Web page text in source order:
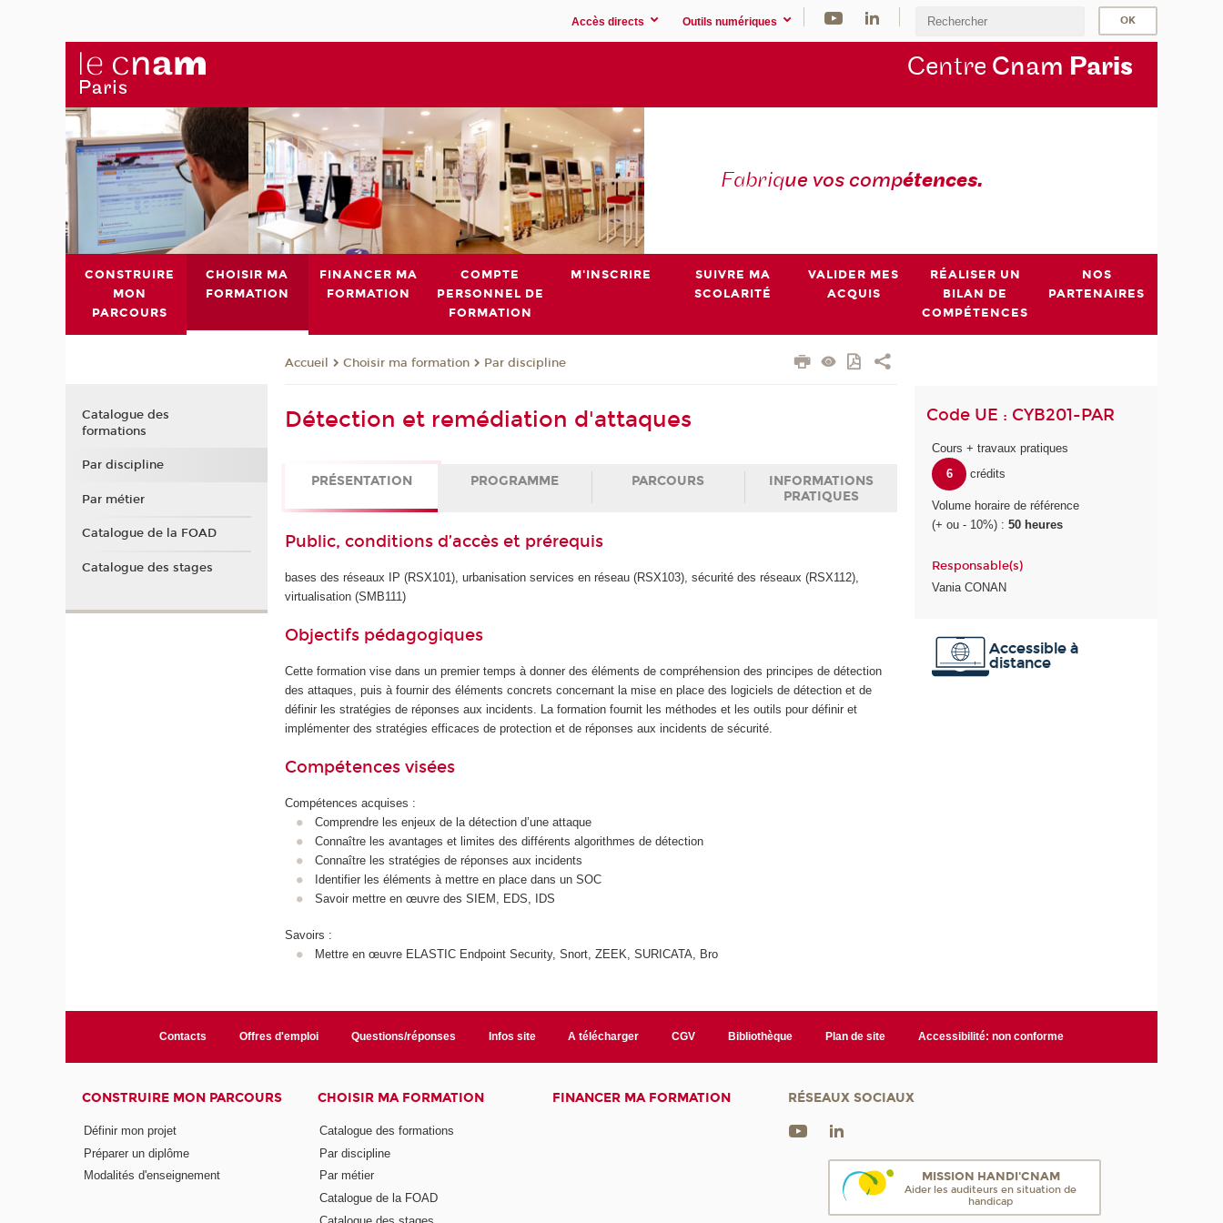
Accès directs Outils numériques
Centre Cnam Paris
Fabrique vos compétences.
CONSTRUIRE
MON
PARCOURS
CHOISIR MA
FORMATION
FINANCER MA
FORMATION
COMPTE
PERSONNEL DE
FORMATION
M'INSCRIRE
SUIVRE MA
SCOLARITÉ
VALIDER MES
ACQUIS
RÉALISER UN
BILAN DE
COMPÉTENCES
NOS
PARTENAIRES
Accueil Choisir ma formation Par discipline
Détection et remédiation d'attaques
PRÉSENTATION PROGRAMME PARCOURS
INFORMATIONS
PRATIQUES
Public, conditions d’accès et prérequis
bases des réseaux IP (RSX101), urbanisation services en réseau (RSX103), sécurité des réseaux (RSX112),
virtualisation (SMB111)
Objectifs pédagogiques
Cette formation vise dans un premier temps à donner des éléments de compréhension des principes de détection
des attaques, puis à fournir des éléments concrets concernant la mise en place des logiciels de détection et de
définir les stratégies de réponses aux incidents. La formation fournit les méthodes et les outils pour définir et
implémenter des stratégies efficaces de protection et de réponses aux incidents de sécurité.
Compétences visées
Compétences acquises :
Comprendre les enjeux de la détection d’une attaque
Connaître les avantages et limites des différents algorithmes de détection
Connaître les stratégies de réponses aux incidents
Identifier les éléments à mettre en place dans un SOC
Savoir mettre en œuvre des SIEM, EDS, IDS
Savoirs :
Mettre en œuvre ELASTIC Endpoint Security, Snort, ZEEK, SURICATA, Bro
Code UE : CYB201-PAR
Cours + travaux pratiques
6
crédits
Volume horaire de référence
(+ ou - 10%) :50 heures
Responsable(s)
Vania CONAN
Accessible à
distance
Catalogue des
formations
Par discipline
Par métier
Catalogue de la FOAD
Catalogue des stages
Contacts Offres d'emploi Questions/réponses Infos site A télécharger CGV Bibliothèque Plan de site Accessibilité: non conforme
CONSTRUIRE MON PARCOURS
Définir mon projet
Préparer un diplôme
Modalités d'enseignement
CHOISIR MA FORMATION
Catalogue des formations
Par discipline
Par métier
Catalogue de la FOAD
FINANCER MA FORMATION RÉSEAUX SOCIAUX
MISSION HANDI'CNAM
Aider les auditeurs en situation de
handicap